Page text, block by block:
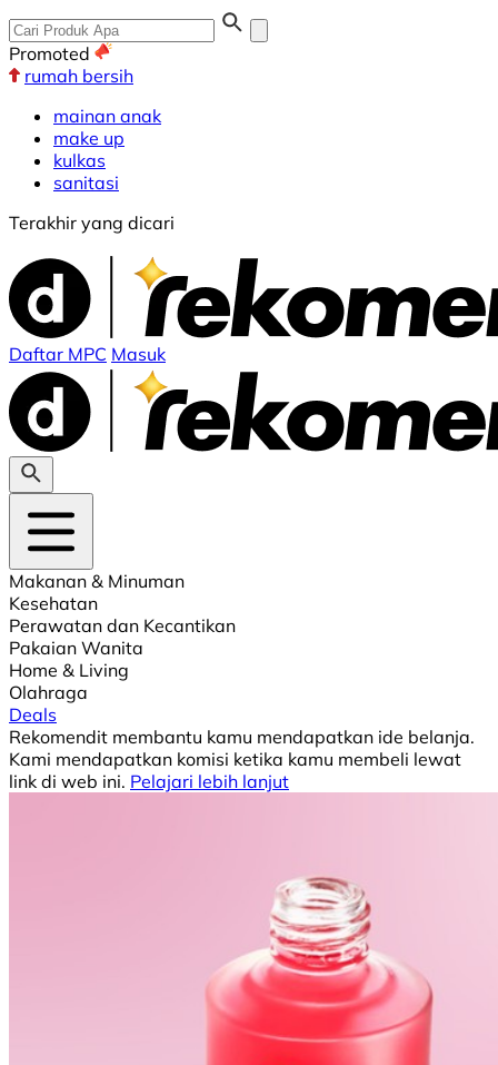
Promoted
rumah bersih
mainan anak
make up
kulkas
sanitasi
Terakhir yang dicari
Daftar MPC Masuk
Makanan & Minuman
Kesehatan
Perawatan dan Kecantikan
Pakaian Wanita
Home & Living
Olahraga
Deals
Rekomendit membantu kamu mendapatkan ide belanja.
Kami mendapatkan komisi ketika kamu membeli lewat
link di web ini. Pelajari lebih lanjut